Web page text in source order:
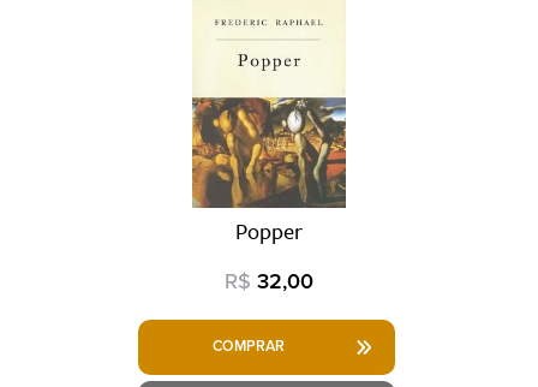
Popper
R$ 32,00
COMPRAR